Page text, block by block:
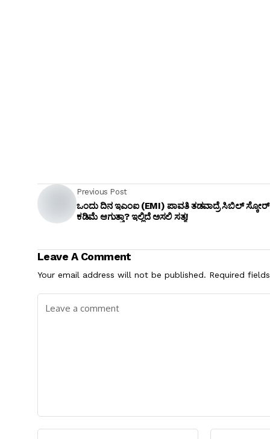
Previous Post
ಒಂದು ದಿನ ಇಎಂಐ (EMI) ಪಾವತಿ ತಡವಾದ್ರೆ ಸಿಬಿಲ್ ಸ್ಕೋರ್
ಕಡಿಮೆ ಆಗುತ್ತಾ? ಇಲ್ಲಿದೆ ಅಸಲಿ ಸತ್ಯ!
Leave A Comment
Your email address will not be published. Required